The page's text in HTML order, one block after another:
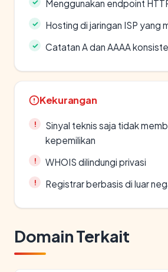
Menggunakan endpoint
Hosting di jaringan ISP yang
Catatan A dan AAAA
Kekurangan
Sinyal teknis saja tidak
kepemilikan
WHOIS dilindungi privasi
Registrar berbasis di luar
Domain Terkait